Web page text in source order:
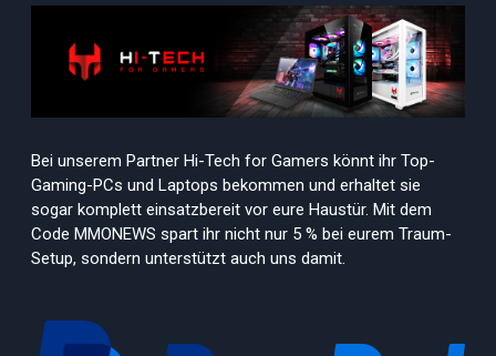
Bei unserem Partner Hi-Tech for Gamers könnt ihr Top-
Gaming-PCs und Laptops bekommen und erhaltet sie
sogar komplett einsatzbereit vor eure Haustür. Mit dem
Code MMONEWS spart ihr nicht nur 5 % bei eurem Traum-
Setup, sondern unterstützt auch uns damit.